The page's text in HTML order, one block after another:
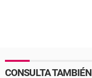
CONSULTA TAMBIÉN